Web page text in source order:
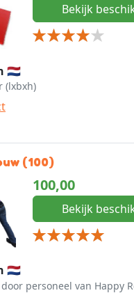
Bekijk
🇳🇱
(lxbxh)
(100)
100,00
Bekijk
🇳🇱
personeel van Happy